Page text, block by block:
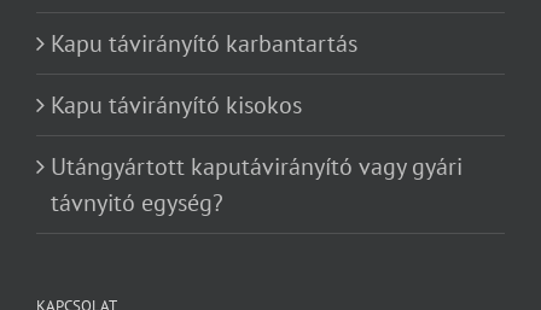
Kapu távirányító karbantartás
Kapu távirányító kisokos
Utángyártott kaputávirányító vagy gyári
távnyitó egység?
KAPCSOLAT